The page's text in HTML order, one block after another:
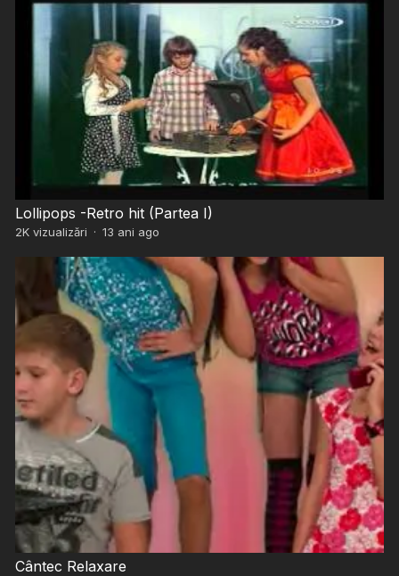
Lollipops -Retro hit (Partea I)
2Kvizualizări · 13 ani ago
Cântec Relaxare